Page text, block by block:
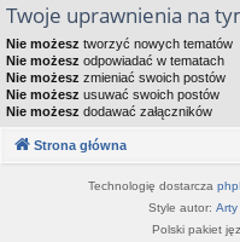
Twoje uprawnienia na
Nie możesz tworzyć nowych tematów
Nie możesz odpowiadać w tematach
Nie możesz zmieniać swoich postów
Nie możesz usuwać swoich postów
Nie możesz dodawać załączników
Strona główna
Technologię dostarcza
Style autor: Arty
Polski pakiet